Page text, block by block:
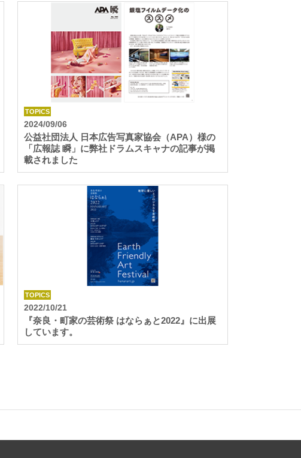
TOPICS
2024/09/06
公益社団法人 日本広告写真家協会（APA）様の
「広報誌 瞬」に弊社ドラムスキャナの記事が掲
載されました
TOPICS
2022/10/21
『奈良・町家の芸術祭 はならぁと2022』に出展
しています。